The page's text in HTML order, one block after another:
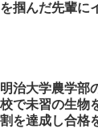
を掴んだ先輩に
明治大学農学部
校で未習の生物
割を達成し合格